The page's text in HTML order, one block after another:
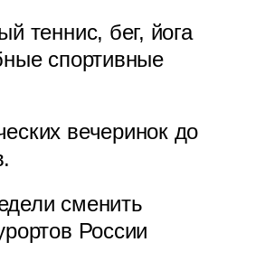
теннис, бег, йога
спортивные
вечеринок до
сменить
России